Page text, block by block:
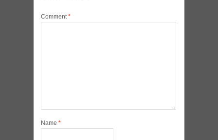
Comment*
Name *